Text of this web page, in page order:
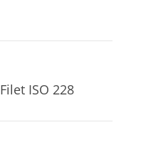
Filet ISO 228